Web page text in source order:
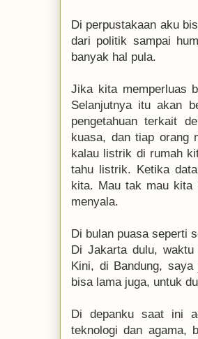
Di perpustakaan aku
dari politik sampai
banyak hal pula.
Jika kita memperluas
Selanjutnya itu akan
pengetahuan terkait
kuasa, dan tiap orang
kalau listrik di rumah
tahu listrik. Ketika
kita. Mau tak mau kita
menyala.
Di bulan puasa seperti
Di Jakarta dulu,
Kini, di Bandung, saya
bisa lama juga, untuk
Di depanku saat ini
teknologi dan agama,